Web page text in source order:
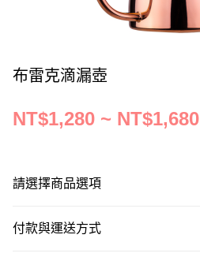
布雷克滴漏壺
NT$1,280 ~ NT$1,680
請選擇商品選項
付款與運送方式